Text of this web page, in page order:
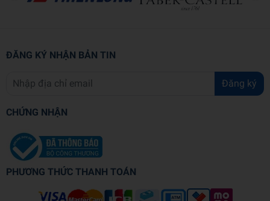
ĐĂNG KÝ NHẬN BẢN TIN
Đăng ký
CHỨNG NHẬN
PHƯƠNG THỨC THANH TOÁN